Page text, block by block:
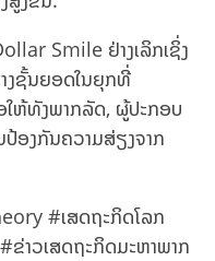
Smile ຢ່າງເລິກເຊິ່ງ
ງຊັ້ນຍອດໃນຍຸກທີ່
ຫ້ທັງພາກລັດ, ຜູ້ປະກອບ
ອງກັນຄວາມສ່ຽງຈາກ
#ເສດຖະກິດໂລກ
ຂ່າວເສດຖະກິດມະຫາພາກ